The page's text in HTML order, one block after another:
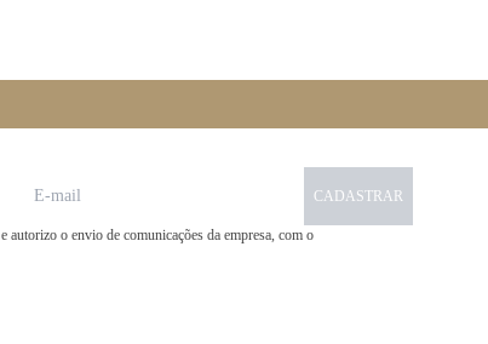
CADASTRAR
e autorizo o envio de comunicações da empresa, com o